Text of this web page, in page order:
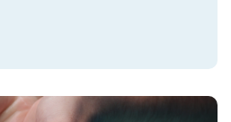
geen elektriciteit, spoelwater
duurzame oplossing tegen